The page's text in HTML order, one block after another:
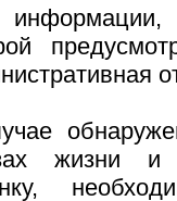
информации,
жизни